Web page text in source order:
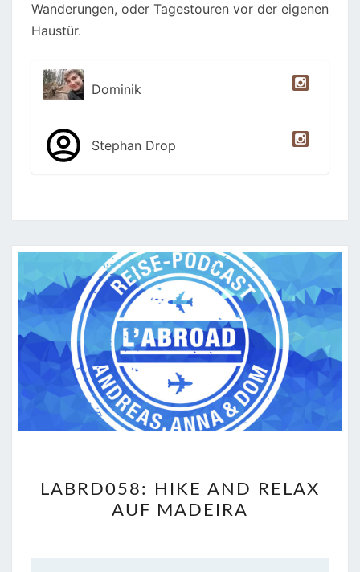
Wanderungen, oder Tagestouren vor der eigenen
Haustür.
Dominik
Stephan Drop
HIKE
AND
LABRD058: HIKE AND RELAX
AUF MADEIRA